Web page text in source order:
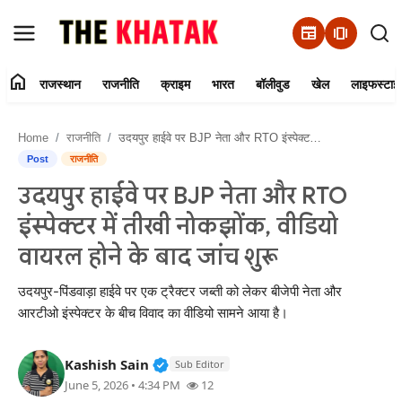
newspaper amp_stories
Contact Us
राजस्थान
राजनीति
क्राइम
बॉलीवुड
home राजस्थान राजनीति क्राइम भारत बॉलीवुड खेल
Home राजनीति उदयपुर हाईवे पर BJP नेता और RTO इंस्पेक्टर में तीखी नोकझोंक, वीडियो वायरल होने के बाद जांच शुरू
Post राजनीति
उदयपुर हाईवे पर BJP नेता और RTO
इंस्पेक्टर में तीखी नोकझोंक, वीडियो
वायरल होने के बाद जांच शुरू
उदयपुर-पिंडवाड़ा हाईवे पर एक ट्रैक्टर जब्ती को लेकर बीजेपी नेता और
आरटीओ इंस्पेक्टर के बीच विवाद का वीडियो सामने आया है।
Kashish Sain Verified Public Figure • 11 Jun,
Sub Editor
June 5, 2026 • 4:34 PM 12